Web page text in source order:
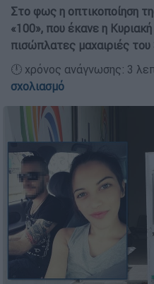
Στο φως η οπτικοποίηση
«100», που έκανε η
πισώπλατες μαχαιριές του
🕛 χρόνος ανάγνωσης: 3
σχολιασμό